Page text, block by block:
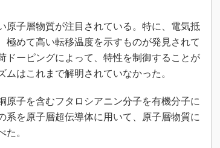
ンジニア」の
子層物質が注目されている。特に、電気抵
めて高い転移温度を示すものが発見されて
ドーピングによって、特性を制御することが
はこれまで解明されていなかった。
子を含むフタロシアニン分子を有機分子に
系を原子層超伝導体に用いて、原子層物質に
た。